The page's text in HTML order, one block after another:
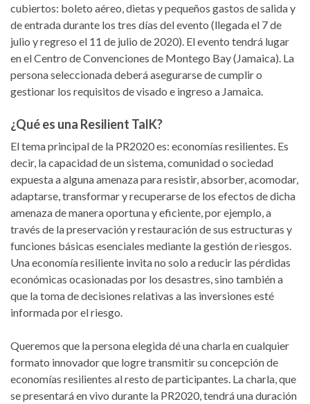
cubiertos: boleto aéreo, dietas y pequeños gastos de salida y
de entrada durante los tres días del evento (llegada el 7 de
julio y regreso el 11 de julio de 2020). El evento tendrá lugar
en el Centro de Convenciones de Montego Bay (Jamaica). La
persona seleccionada deberá asegurarse de cumplir o
gestionar los requisitos de visado e ingreso a Jamaica.
¿Qué es una Resilient TalK?
El tema principal de la PR2020 es: economías resilientes. Es
decir, la capacidad de un sistema, comunidad o sociedad
expuesta a alguna amenaza para resistir, absorber, acomodar,
adaptarse, transformar y recuperarse de los efectos de dicha
amenaza de manera oportuna y eficiente, por ejemplo, a
través de la preservación y restauración de sus estructuras y
funciones básicas esenciales mediante la gestión de riesgos.
Una economía resiliente invita no solo a reducir las pérdidas
económicas ocasionadas por los desastres, sino también a
que la toma de decisiones relativas a las inversiones esté
informada por el riesgo.
Queremos que la persona elegida dé una charla en cualquier
formato innovador que logre transmitir su concepción de
economías resilientes al resto de participantes. La charla, que
se presentará en vivo durante la PR2020, tendrá una duración